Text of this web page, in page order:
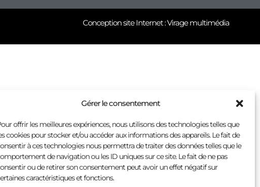
Gérer le consentement
offrir les meilleures expériences, nous utilisons des technologies telles que
cookies pour stocker et/ou accéder aux informations des appareils. Le fait de
à ces technologies nous permettra de traiter des données telles que le
de navigation ou les ID uniques sur ce site. Le fait de ne pas
ou de retirer son consentement peut avoir un effet négatif sur
caractéristiques et fonctions.
Conception site Internet : Virage multimédia